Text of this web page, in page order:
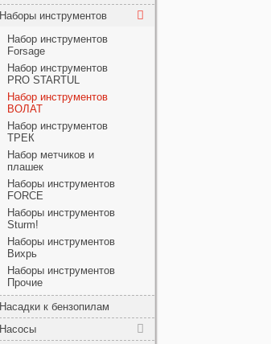
Наборы инструментов
Набор инструментов
Forsage
Набор инструментов
PRO STARTUL
Набор инструментов
ВОЛАТ
Набор инструментов
ТРЕК
Набор метчиков и
плашек
Наборы инструментов
FORCE
Наборы инструментов
Sturm!
Наборы инструментов
Вихрь
Наборы инструментов
Прочие
Насадки к бензопилам
Насосы